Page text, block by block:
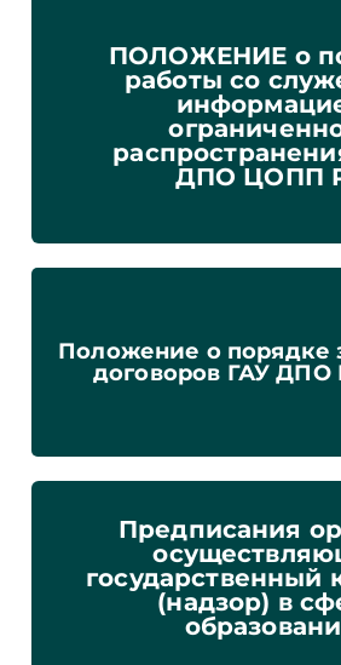
ПОЛОЖЕНИЕ о
работы со
ДПО ЦОПП
Положение о порядке
договоров ГАУ
Предписания
государственный
(надзор) в